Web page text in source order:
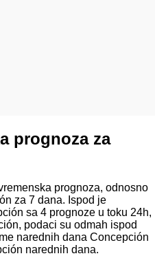
prognoza za
prognoza, odnosno
za 7 dana. Ispod je
sa 4 prognoze u toku 24h,
podaci su odmah ispod
narednih dana Concepción
narednih dana.